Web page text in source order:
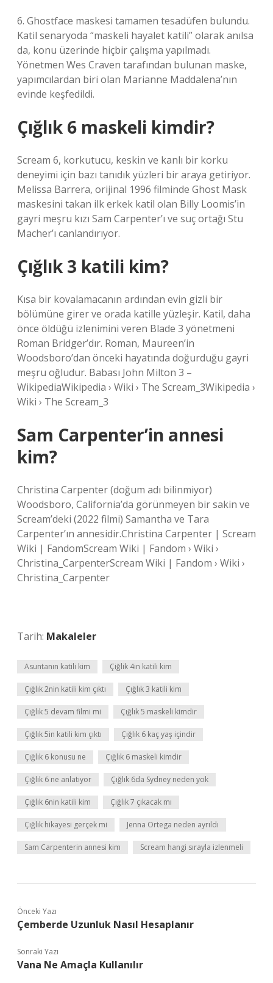
6. Ghostface maskesi tamamen tesadüfen bulundu.
Katil senaryoda “maskeli hayalet katili” olarak anılsa
da, konu üzerinde hiçbir çalışma yapılmadı.
Yönetmen Wes Craven tarafından bulunan maske,
yapımcılardan biri olan Marianne Maddalena’nın
evinde keşfedildi.
Çığlık 6 maskeli kimdir?
Scream 6, korkutucu, keskin ve kanlı bir korku
deneyimi için bazı tanıdık yüzleri bir araya getiriyor.
Melissa Barrera, orijinal 1996 filminde Ghost Mask
maskesini takan ilk erkek katil olan Billy Loomis’in
gayri meşru kızı Sam Carpenter’ı ve suç ortağı Stu
Macher’ı canlandırıyor.
Çığlık 3 katili kim?
Kısa bir kovalamacanın ardından evin gizli bir
bölümüne girer ve orada katille yüzleşir. Katil, daha
önce öldüğü izlenimini veren Blade 3 yönetmeni
Roman Bridger’dır. Roman, Maureen’in
Woodsboro’dan önceki hayatında doğurduğu gayri
meşru oğludur. Babası John Milton 3 –
WikipediaWikipedia › Wiki › The Scream_3Wikipedia ›
Wiki › The Scream_3
Sam Carpenter’in annesi
kim?
Christina Carpenter (doğum adı bilinmiyor)
Woodsboro, California’da görünmeyen bir sakin ve
Scream’deki (2022 filmi) Samantha ve Tara
Carpenter’ın annesidir.Christina Carpenter | Scream
Wiki | FandomScream Wiki | Fandom › Wiki ›
Christina_CarpenterScream Wiki | Fandom › Wiki ›
Christina_Carpenter
Tarih: Makaleler
Asuntanın katili kim Çiğlik 4in katili kim
Çığlık 2nin katili kim çıktı Çığlık 3 katili kim
Çığlık 5 devam filmi mi Çığlık 5 maskeli kimdir
Çığlık 5in katili kim çıktı Çığlık 6 kaç yaş içindir
Çığlık 6 konusu ne Çığlık 6 maskeli kimdir
Çığlık 6 ne anlatıyor Çığlık 6da Sydney neden yok
Çığlık 6nin katili kim Çığlık 7 çıkacak mı
Çığlık hikayesi gerçek mi Jenna Ortega neden ayrıldı
Sam Carpenterin annesi kim Scream hangi sırayla izlenmeli
Önceki Yazı
Çemberde Uzunluk Nasıl Hesaplanır
Sonraki Yazı
Vana Ne Amaçla Kullanılır